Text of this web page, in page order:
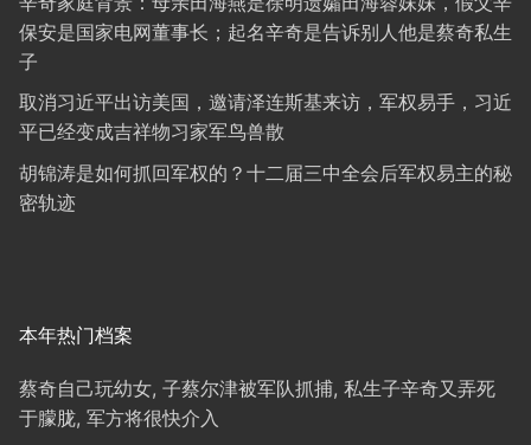
保安是国家电网董事长；起名辛奇是告诉别人他是蔡奇私生
子
取消习近平出访美国，邀请泽连斯基来访，军权易手，习近
平已经变成吉祥物习家军鸟兽散
胡锦涛是如何抓回军权的？十二届三中全会后军权易主的秘
密轨迹
本年热门档案
蔡奇自己玩幼女, 子蔡尔津被军队抓捕, 私生子辛奇又弄死
于朦胧, 军方将很快介入